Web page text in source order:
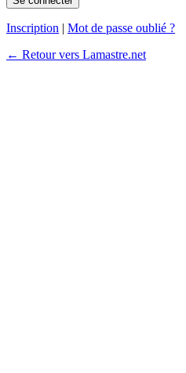
Inscription | Mot de passe oublié ?
← Retour vers Lamastre.net